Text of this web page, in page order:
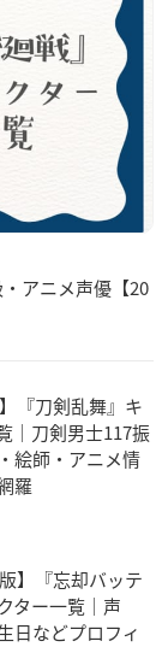
アニメ声優【20
『刀剣乱舞』キ
｜刀剣男士117振
絵師・アニメ情
羅
】『忘却バッテ
ター一覧｜声
日などプロフィ